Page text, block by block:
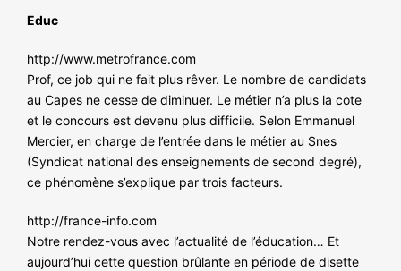
Educ
http://www.metrofrance.com
Prof, ce job qui ne fait plus rêver. Le nombre de candidats
au Capes ne cesse de diminuer. Le métier n’a plus la cote
et le concours est devenu plus difficile. Selon Emmanuel
Mercier, en charge de l’entrée dans le métier au Snes
(Syndicat national des enseignements de second degré),
ce phénomène s’explique par trois facteurs.
http://france-info.com
Notre rendez-vous avec l’actualité de l’éducation… Et
aujourd’hui cette question brûlante en période de disette